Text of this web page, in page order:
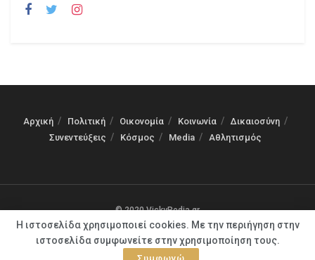
Αρχική Πολιτική Οικονομία Κοινωνία
Δικαιοσύνη
Συνεντεύξεις
Κόσμος Media Αθλητισμός
© 2020 VickyPedia.gr
Η ιστοσελίδα χρησιμοποιεί cookies. Με την περιήγηση στην
ιστοσελίδα συμφωνείτε στην χρησιμοποίηση τους.